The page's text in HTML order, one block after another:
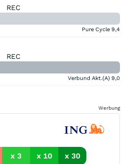
REC
Pure Cycle 9,4
REC
Verbund Akt.(A) 9,0
Werbung
x 3 x 10 x 30